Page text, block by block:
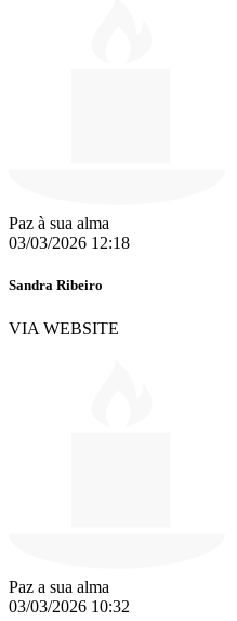
Paz à sua alma
03/03/2026 12:18
Sandra Ribeiro
VIA WEBSITE
Paz a sua alma
03/03/2026 10:32